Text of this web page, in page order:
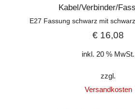
Kabel/Verbinder/
E27 Fassung schwarz mit
€ 16,08
inkl. 20 % MwSt.
zzgl.
Versandkosten